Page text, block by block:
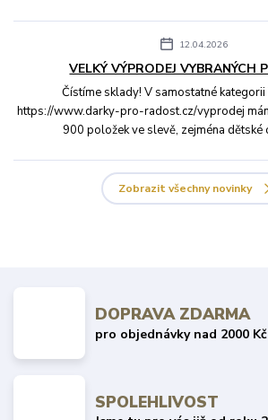
12.04.2026
VELKÝ VÝPRODEJ VYBRANÝCH
Čístíme sklady! V samostatné kategorii
https://www.darky-pro-radost.cz/vyprodej
900 položek ve slevě, zejména dětské
Zobrazit všechny novinky
DOPRAVA ZDARMA
pro objednávky nad 2000 Kč
SPOLEHLIVOST